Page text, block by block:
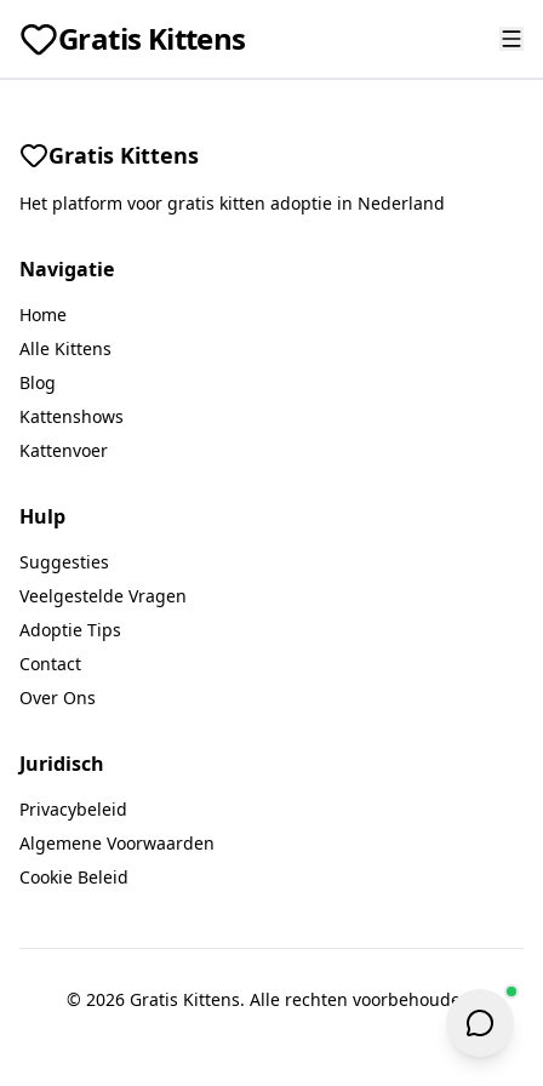
Gratis Kittens
Gratis Kittens
Het platform voor gratis kitten adoptie in Nederland
Navigatie
Home
Alle Kittens
Blog
Kattenshows
Kattenvoer
Hulp
Suggesties
Veelgestelde Vragen
Adoptie Tips
Contact
Over Ons
Juridisch
Privacybeleid
Algemene Voorwaarden
Cookie Beleid
© 2026 Gratis Kittens. Alle rechten voorbehouden.